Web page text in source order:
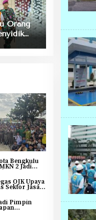
Orang
PTM
Bengkulu
2 Jadi
OJK Upaya
Sektor Jasa
dan
Pimpin
PWI